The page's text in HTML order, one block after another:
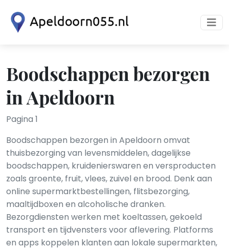
Boodschappen bezorgen
in Apeldoorn
Pagina 1
Boodschappen bezorgen in Apeldoorn omvat
thuisbezorging van levensmiddelen, dagelijkse
boodschappen, kruidenierswaren en versproducten
zoals groente, fruit, vlees, zuivel en brood. Denk aan
online supermarktbestellingen, flitsbezorging,
maaltijdboxen en alcoholische dranken.
Bezorgdiensten werken met koeltassen, gekoeld
transport en tijdvensters voor aflevering. Platforms
en apps koppelen klanten aan lokale supermarkten,